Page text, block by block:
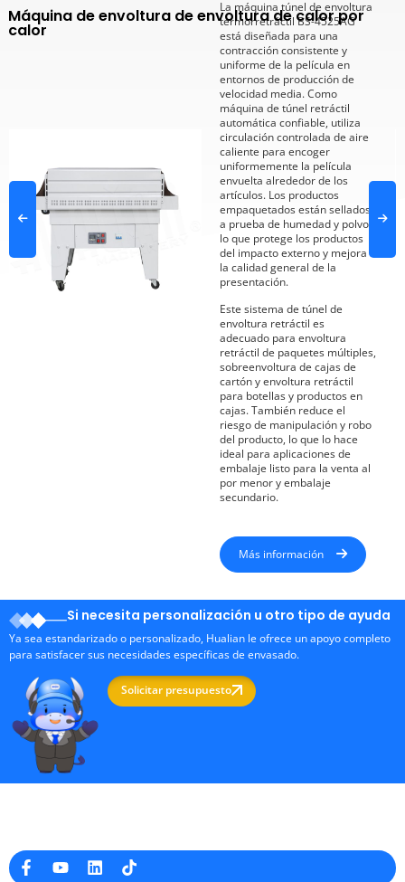
Máquina de envoltura de envoltura de calor por
calor
La máquina túnel de envoltura
termorretráctil BS-4525AG
está diseñada para una
contracción consistente y
uniforme de la película en
entornos de producción de
velocidad media. Como
máquina de túnel retráctil
automática confiable, utiliza
circulación controlada de aire
caliente para encoger
uniformemente la película
envuelta alrededor de los
artículos. Los productos
empaquetados están sellados,
a prueba de humedad y polvo,
lo que protege los productos
del impacto externo y mejora
la calidad general de la
presentación.
Este sistema de túnel de
envoltura retráctil es
adecuado para envoltura
retráctil de paquetes múltiples,
sobreenvoltura de cajas de
cartón y envoltura retráctil
para botellas y productos en
cajas. También reduce el
riesgo de manipulación y robo
del producto, lo que lo hace
ideal para aplicaciones de
embalaje listo para la venta al
por menor y embalaje
secundario.
Más información
Si necesita personalización u otro tipo de ayuda
Ya sea estandarizado o personalizado, Hualian le ofrece un apoyo completo
para satisfacer sus necesidades específicas de envasado.
Solicitar presupuesto